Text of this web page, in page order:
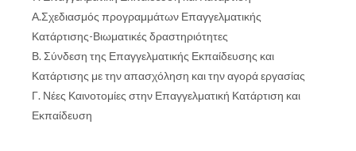
Α.Σχεδιασμός προγραμμάτων Επαγγελματικής
Κατάρτισης-Βιωματικές δραστηριότητες
Β. Σύνδεση της Επαγγελματικής Εκπαίδευσης και
Κατάρτισης με την απασχόληση και την αγορά εργασίας
Γ. Νέες Καινοτομίες στην Επαγγελματική Κατάρτιση και
Εκπαίδευση